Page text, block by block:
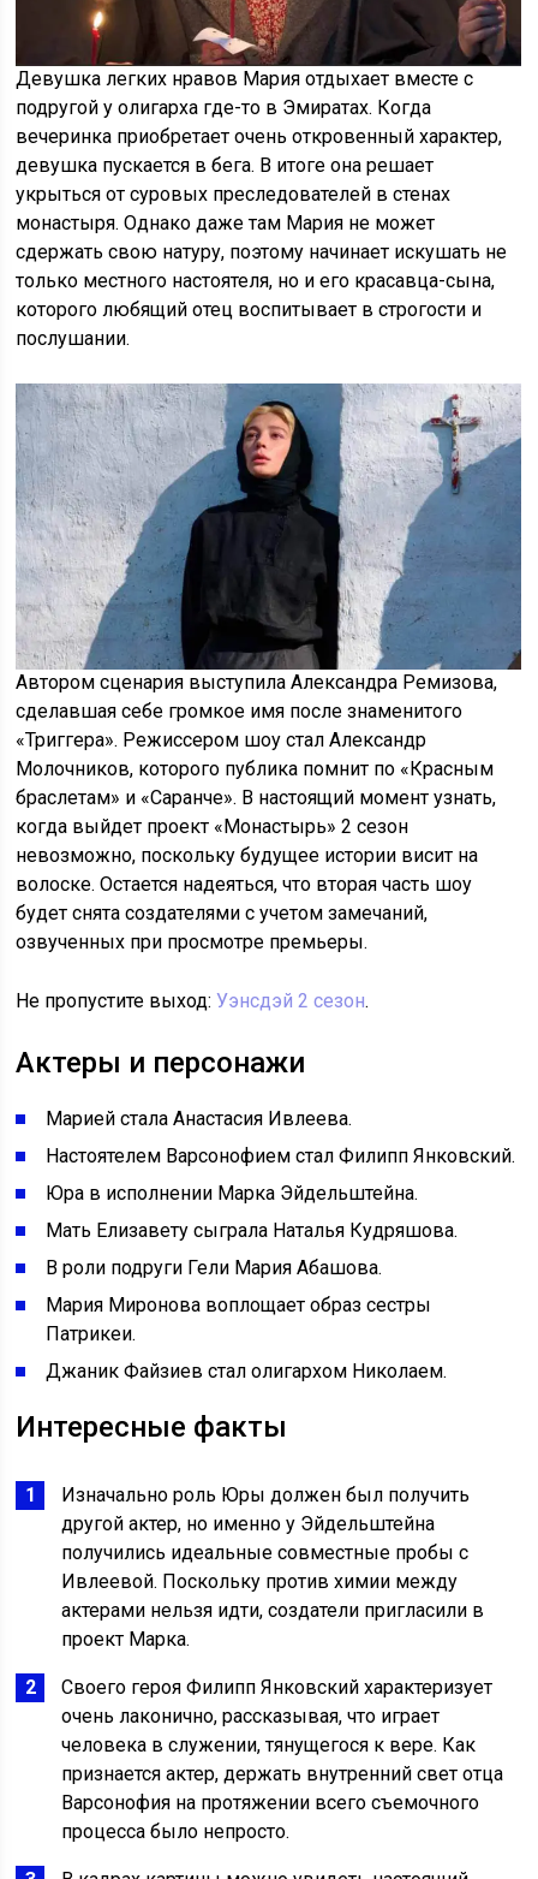
Девушка легких нравов Мария отдыхает вместе с
подругой у олигарха где-то в Эмиратах. Когда
вечеринка приобретает очень откровенный характер,
девушка пускается в бега. В итоге она решает
укрыться от суровых преследователей в стенах
монастыря. Однако даже там Мария не может
сдержать свою натуру, поэтому начинает искушать не
только местного настоятеля, но и его красавца-сына,
которого любящий отец воспитывает в строгости и
послушании.
Автором сценария выступила Александра Ремизова,
сделавшая себе громкое имя после знаменитого
«Триггера». Режиссером шоу стал Александр
Молочников, которого публика помнит по «Красным
браслетам» и «Саранче». В настоящий момент узнать,
когда выйдет проект «Монастырь» 2 сезон
невозможно, поскольку будущее истории висит на
волоске. Остается надеяться, что вторая часть шоу
будет снята создателями с учетом замечаний,
озвученных при просмотре премьеры.
Не пропустите выход:Уэнсдэй 2 сезон.
Актеры и персонажи
Марией стала Анастасия Ивлеева.
Настоятелем Варсонофием стал Филипп Янковский.
Юра в исполнении Марка Эйдельштейна.
Мать Елизавету сыграла Наталья Кудряшова.
В роли подруги Гели Мария Абашова.
Мария Миронова воплощает образ сестры
Патрикеи.
Джаник Файзиев стал олигархом Николаем.
Интересные факты
Изначально роль Юры должен был получить
другой актер, но именно у Эйдельштейна
получились идеальные совместные пробы с
Ивлеевой. Поскольку против химии между
актерами нельзя идти, создатели пригласили в
проект Марка.
Своего героя Филипп Янковский характеризует
очень лаконично, рассказывая, что играет
человека в служении, тянущегося к вере. Как
признается актер, держать внутренний свет отца
Варсонофия на протяжении всего съемочного
процесса было непросто.